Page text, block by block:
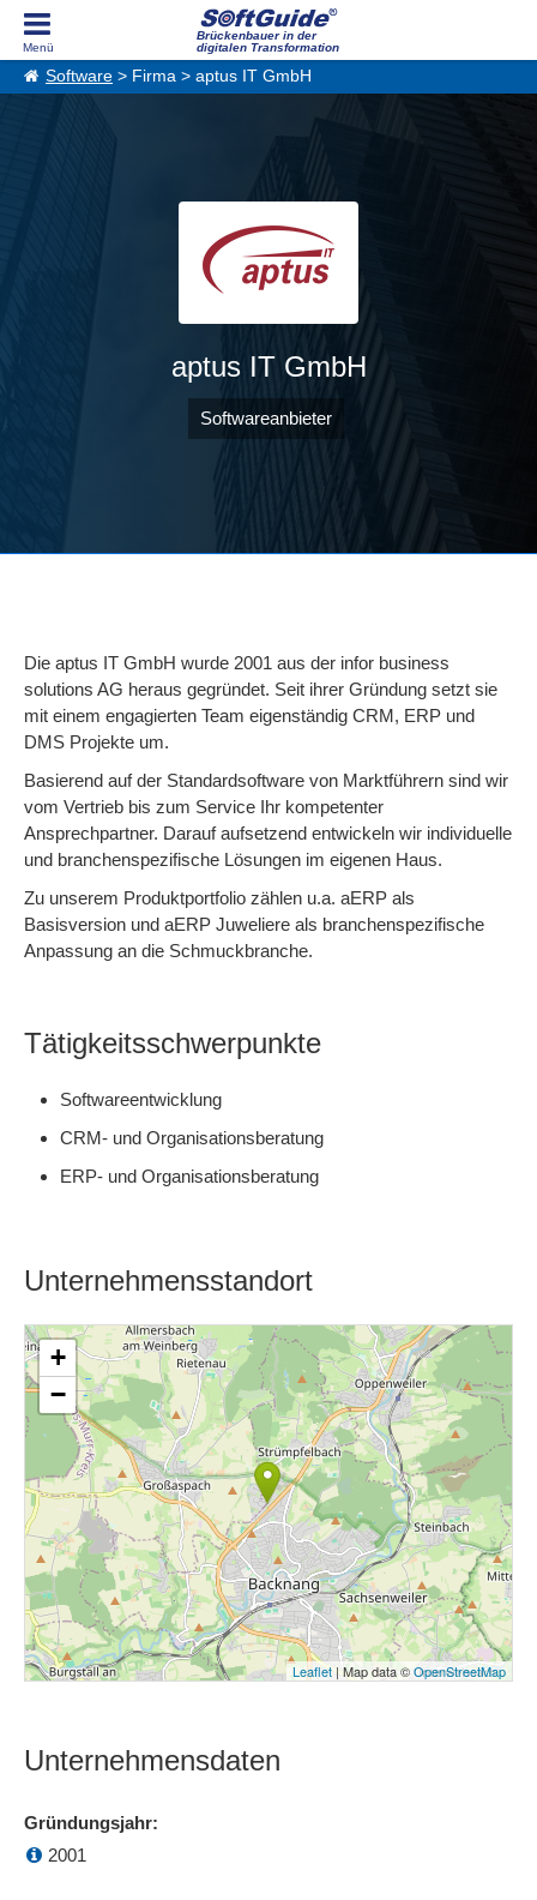
Brückenbauer in der
digitalen Transformation
Software > Firma > aptus IT GmbH
aptus IT GmbH
Softwareanbieter
Die aptus IT GmbH wurde 2001 aus der infor business
solutions AG heraus gegründet. Seit ihrer Gründung setzt sie
mit einem engagierten Team eigenständig CRM, ERP und
DMS Projekte um.
Basierend auf der Standardsoftware von Marktführern sind wir
vom Vertrieb bis zum Service Ihr kompetenter
Ansprechpartner. Darauf aufsetzend entwickeln wir individuelle
und branchenspezifische Lösungen im eigenen Haus.
Zu unserem Produktportfolio zählen u.a. aERP als
Basisversion und aERP Juweliere als branchenspezifische
Anpassung an die Schmuckbranche.
Tätigkeitsschwerpunkte
Softwareentwicklung
CRM- und Organisationsberatung
ERP- und Organisationsberatung
Unternehmensstandort
+
−
Leaflet| Map data ©OpenStreetMap
Unternehmensdaten
Gründungsjahr:
2001